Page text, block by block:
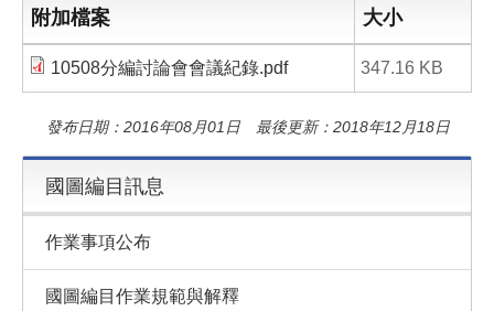
附加檔案 大小
10508分編討論會會議紀錄.pdf 347.16 KB
發布日期：2016年08月01日 最後更新：2018年12月18日
國圖編目訊息
作業事項公布
國圖編目作業規範與解釋